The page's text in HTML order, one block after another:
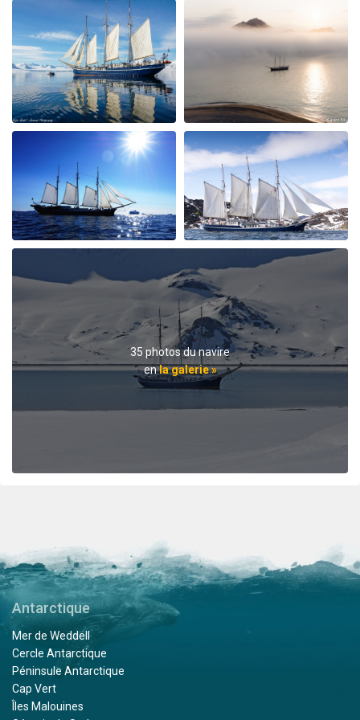
3 hours one morning having been called at 4 am for an
exceptional sighting and all the ship crew helped make
this very special. Please pass our thanks onto the whole
team.
Reise nach Nord-West-Spitzbergen
par Michael Popp
Wir hatten 10 unvergessliche Tage an Bord der
Rembrandt van Rijn und unsere Erwartungen wurden
teilweise mehr als erfüllt. Einen besonderen Dank gilt
der Crew um Kapitän Hans Joachim und den Guides
Jordi und Fritz, welche mit seemännischem Können
und sehr fundiertem Wissen stets für neue Eindrücke
und Informationen sorgten. Nochmals herzlichen
Dank Bettina und Michael
We were a 25 guest birthday trip, it was spectacular and
comfort. The guides are excellent - very
knowledgeable, experienced, and friendly. The food is
fine, the drinks affordable, and the captain knows his
way around arctic waters!! An experience we will
remember for the rest of our lives.
35 photos du navire
enla galerie »
Antarctique
Mer de Weddell
Cercle Antarctique
Péninsule Antarctique
Cap Vert
Îles Malouines